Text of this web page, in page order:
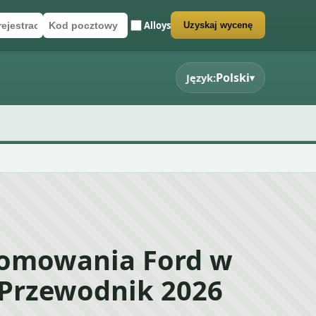
Alloys
wyceny Uzyskaj wycenę
Język:Polski▾
Ford w
2026